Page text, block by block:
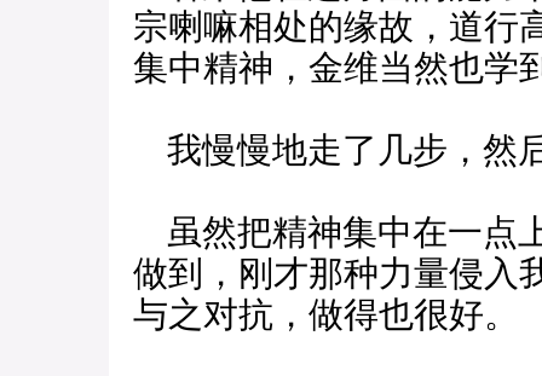
宗喇嘛相处的缘故，道行
集中精神，金维当然也学
我慢慢地走了几步，然
虽然把精神集中在一点
做到，刚才那种力量侵入
与之对抗，做得也很好。